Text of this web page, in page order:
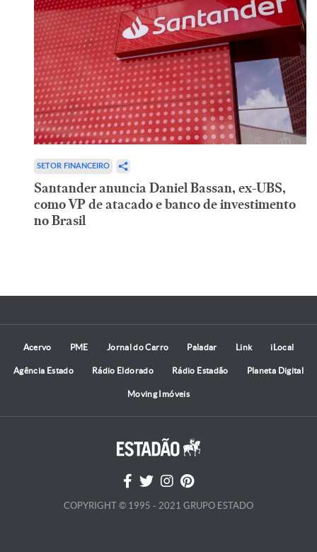
SETOR FINANCEIRO
Santander anuncia Daniel Bassan, ex-UBS,
como VP de atacado e banco de investimento
no Brasil
Acervo PME Jornal do Carro Paladar Link iLocal
Agência Estado Rádio Eldorado Rádio Estadão Planeta Digital
Moving Imóveis
COPYRIGHT © 1995 - 2021 GRUPO ESTADO